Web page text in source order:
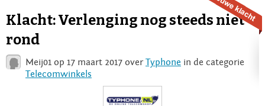
Login
Klacht: Verlenging nog steeds niet
rond
Meij01 op 17 maart 2017 overTyphone in de categorie
Telecomwinkels